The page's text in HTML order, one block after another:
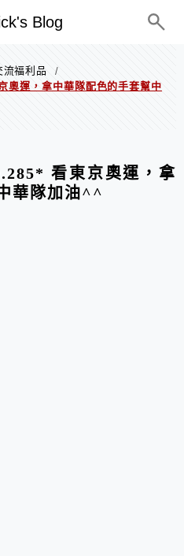
Blog
流福利品
/
奧運，拿中華隊配色的手套幫中
看東京奧運，拿
華隊加油^^